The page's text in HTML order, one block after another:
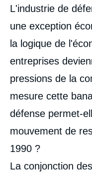
Corps
analyses
L'industrie de
une exception
la logique de
entreprises
pressions de la
mesure cette
défense permet-
mouvement de
1990 ?
La conjonction